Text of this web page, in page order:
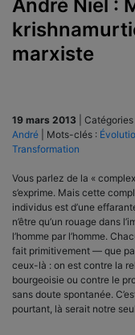
André Niel :
marxiste
19 mars 2013 Catégories
André
Mots-clés :
Transformation
Vous parlez de la «
s’exprime. Mais cette
individus est d’une
n’être qu’un rouage dans
l’homme par l’homme.
fait primitivement — que
ceux-là : on est contre la
bourgeoisie ou contre le
sans doute spontanée.
pourtant, là serait notre